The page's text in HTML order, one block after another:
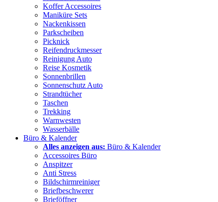
Koffer Accessoires
Maniküre Sets
Nackenkissen
Parkscheiben
Picknick
Reifendruckmesser
Reinigung Auto
Reise Kosmetik
Sonnenbrillen
Sonnenschutz Auto
Strandtücher
Taschen
Trekking
Warnwesten
Wasserbälle
Büro & Kalender
Alles anzeigen aus: Büro & Kalender
Accessoires Büro
Anspitzer
Anti Stress
Bildschirmreiniger
Briefbeschwerer
Brieföffner